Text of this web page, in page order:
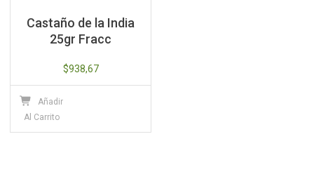
Castaño de la India
25gr Fracc
$938,67
Añadir
Al Carrito